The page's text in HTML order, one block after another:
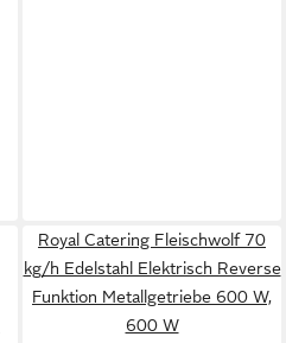
Royal Catering Fleischwolf 70
kg/h Edelstahl Elektrisch Reverse
Funktion Metallgetriebe 600 W,
600 W